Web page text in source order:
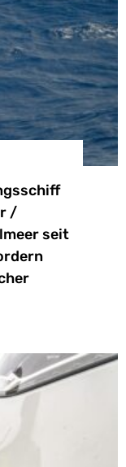
/
seit